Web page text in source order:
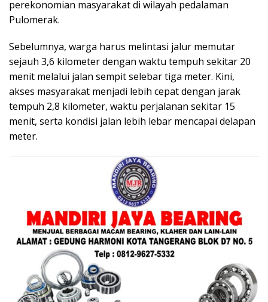
perekonomian masyarakat di wilayah pedalaman
Pulomerak.
Sebelumnya, warga harus melintasi jalur memutar
sejauh 3,6 kilometer dengan waktu tempuh sekitar 20
menit melalui jalan sempit selebar tiga meter. Kini,
akses masyarakat menjadi lebih cepat dengan jarak
tempuh 2,8 kilometer, waktu perjalanan sekitar 15
menit, serta kondisi jalan lebih lebar mencapai delapan
meter.